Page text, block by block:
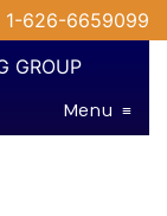
1-626-6659099
Menu ≡